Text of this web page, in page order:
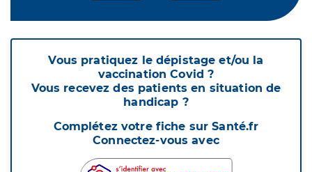
Vous pratiquez le dépistage et/ou la
vaccination Covid ?
Vous recevez des patients en situation de
handicap ?
Complétez votre fiche sur Santé.fr
Connectez-vous avec